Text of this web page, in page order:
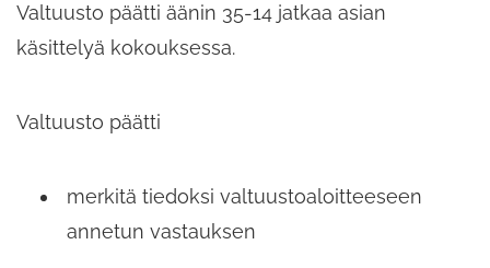
Valtuusto päätti äänin 35-14 jatkaa asian
käsittelyä kokouksessa.
Valtuusto päätti
merkitä tiedoksi valtuustoaloitteeseen
annetun vastauksen